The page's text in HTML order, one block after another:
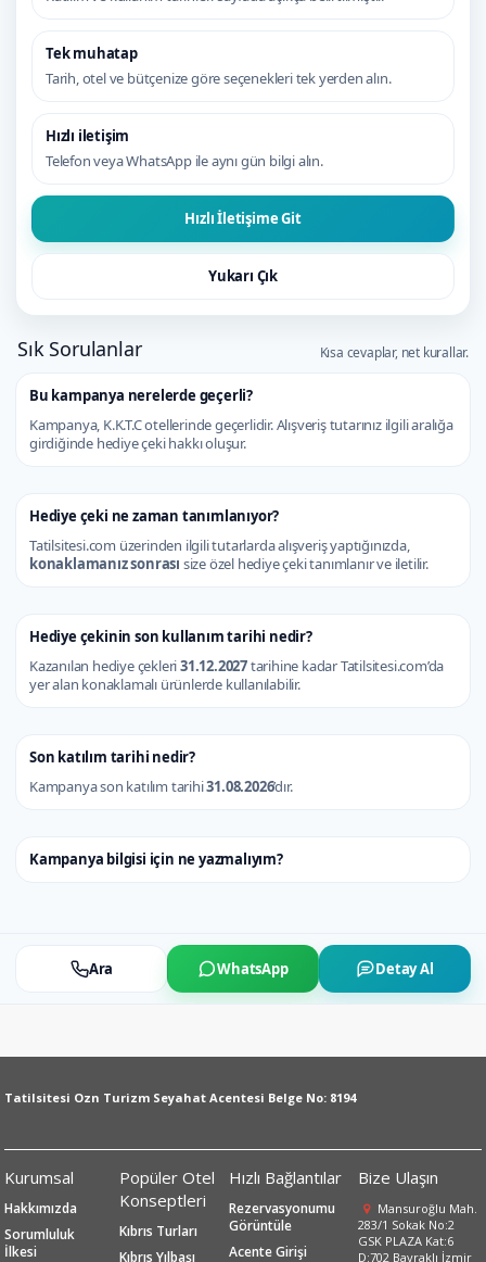
Tek muhatap
Tarih, otel ve bütçenize göre seçenekleri tek yerden alın.
Hızlı iletişim
Telefon veya WhatsApp ile aynı gün bilgi alın.
Hızlı İletişime Git
Yukarı Çık
Sık Sorulanlar Kısa cevaplar, net kurallar.
Bu kampanya nerelerde geçerli?
Kampanya, K.K.T.C otellerinde geçerlidir. Alışveriş tutarınız ilgili aralığa
girdiğinde hediye çeki hakkı oluşur.
Hediye çeki ne zaman tanımlanıyor?
Tatilsitesi.com üzerinden ilgili tutarlarda alışveriş yaptığınızda,
konaklamanız sonrası size özel hediye çeki tanımlanır ve iletilir.
Hediye çekinin son kullanım tarihi nedir?
Kazanılan hediye çekleri31.12.2027tarihine kadar Tatilsitesi.com’da
yer alan konaklamalı ürünlerde kullanılabilir.
Son katılım tarihi nedir?
Kampanya son katılım tarihi31.08.2026’dır.
Kampanya bilgisi için ne yazmalıyım?
Ara WhatsApp Detay Al
Tatilsitesi Ozn Turizm Seyahat Acentesi Belge No: 8194
Kurumsal
Hakkımızda
Sorumluluk
İlkesi
Popüler Otel
Konseptleri
Kıbrıs Turları
Kıbrıs Yılbaşı
Hızlı Bağlantılar
Rezervasyonumu
Görüntüle
Acente Girişi
Bize Ulaşın
Mansuroğlu Mah.
283/1 Sokak No:2
GSK PLAZA Kat:6
D:702 Bayraklı İzmir